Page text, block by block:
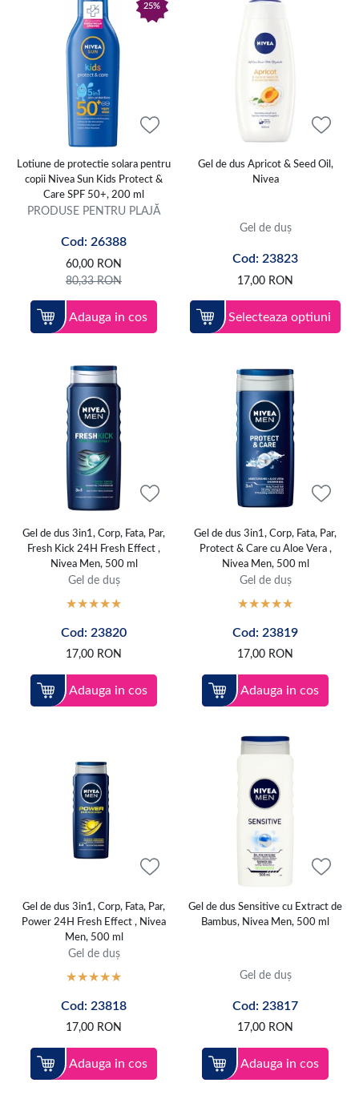
25%
Lotiune de protectie solara pentru
copii Nivea Sun Kids Protect &
Care SPF 50+, 200 ml
PRODUSE PENTRU PLAJĂ
Cod: 26388
60,00 RON
80,33RON
Adauga in cos
Gel de dus Apricot & Seed Oil,
Nivea
Gel de duș
Cod: 23823
17,00 RON
Selecteaza optiuni
Gel de dus 3in1, Corp, Fata, Par,
Fresh Kick 24H Fresh Effect ,
Nivea Men, 500 ml
Gel de duș
Cod: 23820
17,00 RON
Adauga in cos
Gel de dus 3in1, Corp, Fata, Par,
Protect & Care cu Aloe Vera ,
Nivea Men, 500 ml
Gel de duș
Cod: 23819
17,00 RON
Adauga in cos
Gel de dus 3in1, Corp, Fata, Par,
Power 24H Fresh Effect , Nivea
Men, 500 ml
Gel de duș
Cod: 23818
17,00 RON
Adauga in cos
Gel de dus Sensitive cu Extract de
Bambus, Nivea Men, 500 ml
Gel de duș
Cod: 23817
17,00 RON
Adauga in cos